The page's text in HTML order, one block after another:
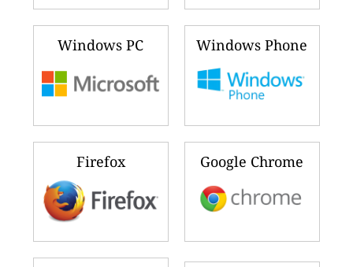
Windows Phone
Windows PC
Google Chrome
Firefox